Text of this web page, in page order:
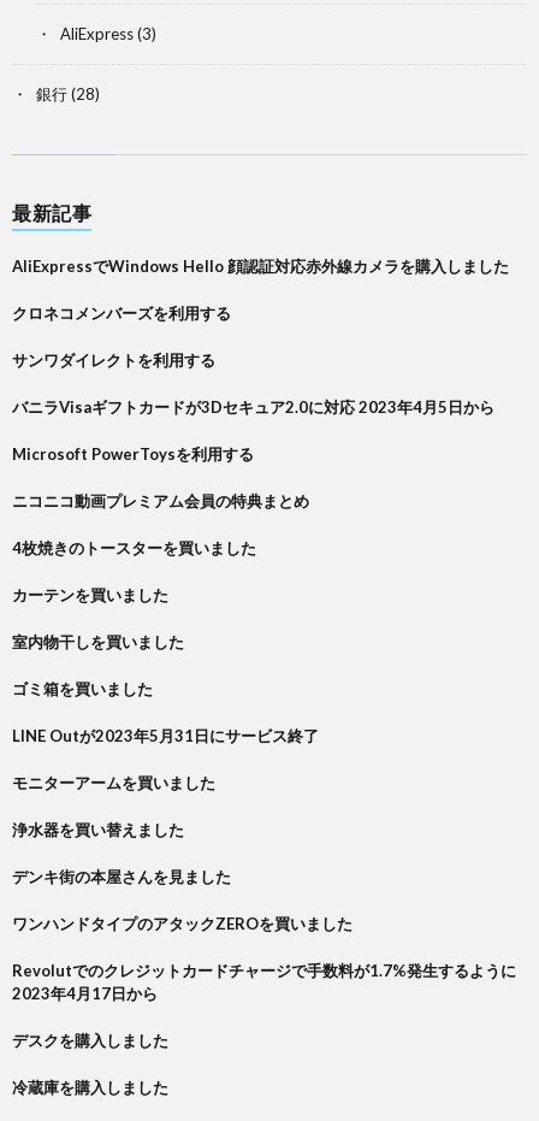
AliExpress(3)
銀行(28)
最新記事
AliExpressでWindows Hello 顔認証対応赤外線カメラを購入しました
クロネコメンバーズを利用する
サンワダイレクトを利用する
バニラVisaギフトカードが3Dセキュア2.0に対応 2023年4月5日から
Microsoft PowerToysを利用する
ニコニコ動画プレミアム会員の特典まとめ
4枚焼きのトースターを買いました
カーテンを買いました
室内物干しを買いました
ゴミ箱を買いました
LINE Outが2023年5月31日にサービス終了
モニターアームを買いました
浄水器を買い替えました
デンキ街の本屋さんを見ました
ワンハンドタイプのアタックZEROを買いました
Revolutでのクレジットカードチャージで手数料が1.7%発生するように
2023年4月17日から
デスクを購入しました
冷蔵庫を購入しました